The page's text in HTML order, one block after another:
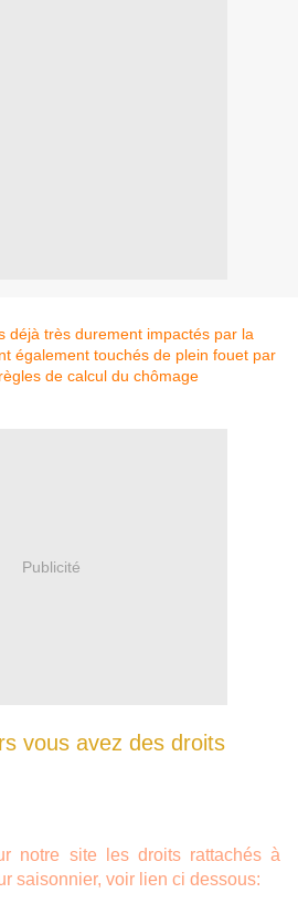
Publicité
vous avez des droits
notre site les droits rattachés à
saisonnier, voir lien ci dessous: